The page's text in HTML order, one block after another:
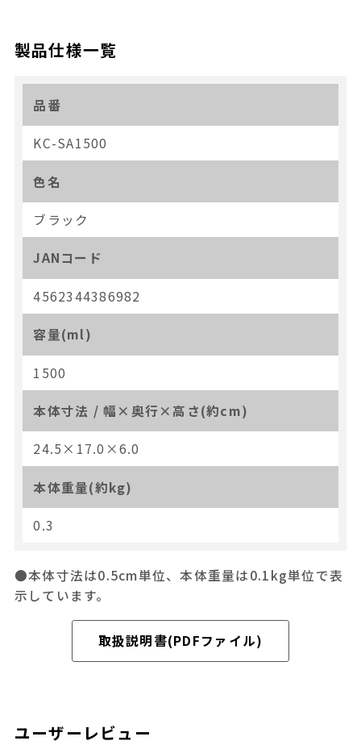
製品仕様一覧
品番
KC-SA1500
色名
ブラック
JANコード
4562344386982
容量(ml)
1500
本体寸法 / 幅×奥行×高さ(約cm)
24.5×17.0×6.0
本体重量(約kg)
0.3
●本体寸法は0.5cm単位、本体重量は0.1kg単位で表
示しています。
取扱説明書(PDFファイル)
ユーザーレビュー